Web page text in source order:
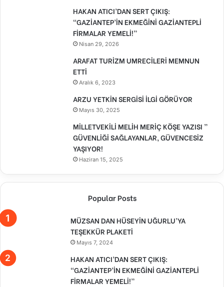
HAKAN ATICI’DAN SERT ÇIKIŞ:
“GAZİANTEP’İN EKMEĞİNİ GAZİANTEPLİ
FİRMALAR YEMELİ!”
Nisan 29, 2026
ARAFAT TURİZM UMRECİLERİ MEMNUN
ETTİ
Aralık 6, 2023
ARZU YETKİN SERGİSİ İLGİ GÖRÜYOR
Mayıs 30, 2025
MİLLETVEKİLİ MELİH MERİÇ KÖŞE YAZISI ”
GÜVENLİĞİ SAĞLAYANLAR, GÜVENCESİZ
YAŞIYOR!
Haziran 15, 2025
Popular Posts
MÜZSAN DAN HÜSEYİN UĞURLU’YA
TEŞEKKÜR PLAKETİ
Mayıs 7, 2024
HAKAN ATICI’DAN SERT ÇIKIŞ:
“GAZİANTEP’İN EKMEĞİNİ GAZİANTEPLİ
FİRMALAR YEMELİ!”